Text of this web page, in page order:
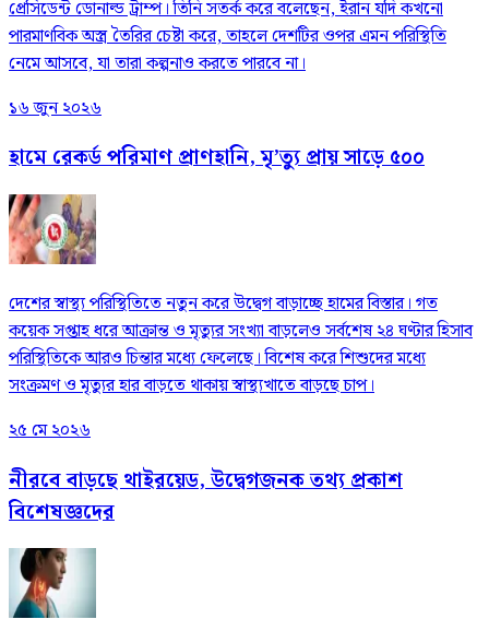
প্রেসিডেন্ট ডোনাল্ড ট্রাম্প। তিনি সতর্ক করে বলেছেন, ইরান যদি কখনো
পারমাণবিক অস্ত্র তৈরির চেষ্টা করে, তাহলে দেশটির ওপর এমন পরিস্থিতি
নেমে আসবে, যা তারা কল্পনাও করতে পারবে না।
১৬ জুন ২০২৬
হামে রেকর্ড পরিমাণ প্রাণহানি, মৃ’ত্যু প্রায় সাড়ে ৫০০
দেশের স্বাস্থ্য পরিস্থিতিতে নতুন করে উদ্বেগ বাড়াচ্ছে হামের বিস্তার। গত
কয়েক সপ্তাহ ধরে আক্রান্ত ও মৃত্যুর সংখ্যা বাড়লেও সর্বশেষ ২৪ ঘণ্টার হিসাব
পরিস্থিতিকে আরও চিন্তার মধ্যে ফেলেছে। বিশেষ করে শিশুদের মধ্যে
সংক্রমণ ও মৃত্যুর হার বাড়তে থাকায় স্বাস্থ্যখাতে বাড়ছে চাপ।
২৫ মে ২০২৬
নীরবে বাড়ছে থাইরয়েড, উদ্বেগজনক তথ্য প্রকাশ
বিশেষজ্ঞদের